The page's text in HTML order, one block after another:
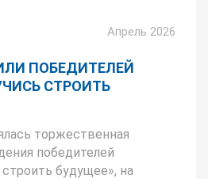
Апрель 2026
ПОБЕДИТЕЛЕЙ
СТРОИТЬ
торжественная
победителей
будущее», на